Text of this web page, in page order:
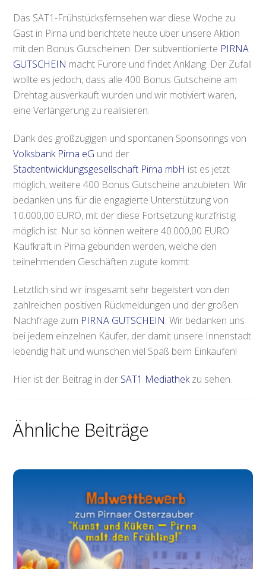
Das SAT1-Frühstücksfernsehen war diese Woche zu
Gast in Pirna und berichtete heute über unsere Aktion
mit den Bonus Gutscheinen. Der subventionierte PIRNA
GUTSCHEIN macht Furore und findet Anklang. Der Zufall
wollte es jedoch, dass alle 400 Bonus Gutscheine am
Drehtag ausverkauft wurden und wir motiviert waren,
eine Verlängerung zu realisieren.
Dank des großzügigen und spontanen Sponsorings von
Volksbank Pirna eG und der
Stadtentwicklungsgesellschaft Pirna mbH ist es jetzt
möglich, weitere 400 Bonus Gutscheine anzubieten. Wir
bedanken uns für die engagierte Unterstützung von
10.000,00 EURO, mit der diese Fortsetzung kurzfristig
möglich ist. Nur so können weitere 40.000,00 EURO
Kaufkraft in Pirna gebunden werden, welche den
teilnehmenden Geschäften zugute kommt.
Letztlich sind wir insgesamt sehr begeistert von den
zahlreichen positiven Rückmeldungen und der großen
Nachfrage zum PIRNA GUTSCHEIN. Wir bedanken uns
bei jedem einzelnen Käufer, der damit unsere Innenstadt
lebendig hält und wünschen viel Spaß beim Einkaufen!
Hier ist der Beitrag in der SAT1 Mediathekzu sehen.
Ähnliche Beiträge